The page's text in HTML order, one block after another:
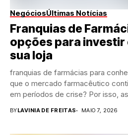
NegóciosÚltimas Notícias
Franquias de
opções para
sua loja
franquias de farmácias para
que o mercado farmacêutico
em períodos de crise? Por isso,
BYLAVINIA DE FREITAS MAIO 7, 2026